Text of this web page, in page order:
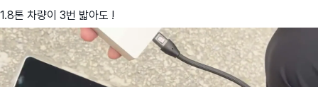
1.8톤 차량이 3번 밟아도 !